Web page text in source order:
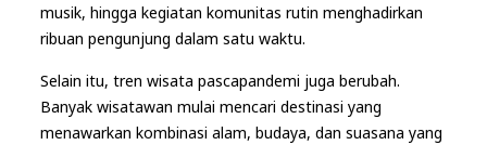
musik, hingga kegiatan komunitas rutin menghadirkan
ribuan pengunjung dalam satu waktu.
Selain itu, tren wisata pascapandemi juga berubah.
Banyak wisatawan mulai mencari destinasi yang
menawarkan kombinasi alam, budaya, dan suasana yang